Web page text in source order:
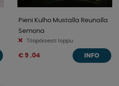
Pieni Kulho Mustalla Reunalla
Semona
Tilapäisesti loppu
€ 9 .04 INFO